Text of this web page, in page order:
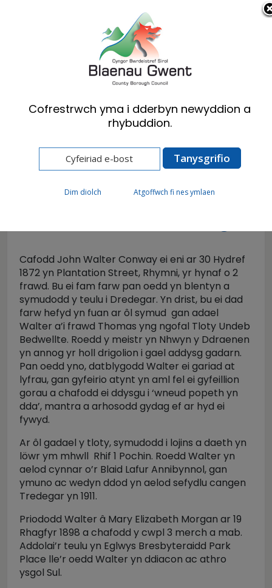
Cymraeg English
Ymwelwyr
Walter Conway
Cafodd John Walter Conway ei eni ar 30 Hydref
1872 yn Plantation Street, Rhymni, yr hynaf o 2
frawd. Bu ei fam farw pan oedd yn blentyn a
symudodd y teulu i Dredegar. Yn drist, bu ei dad
farw hefyd yn fuan ar ôl symud gan adael
Walter a’i frawd Thomas yng ngofal Tloty Undeb
Bedwellte. Roedd y meistr yn Nhwyn y Ddraenen
yn annog yr holl drigolion i gael addysg gadarn.
Pan oedd yno, datblygodd Walter ei gariad at
lyfrau, gan gyfeirio atynt yn aml fel ei gyfeillion
gorau a chafodd ei ddysgu i ‘wneud popeth yn
dda’, mantra a arhosodd gydag ef ar hyd ei
fywyd.
Ar ôl gadael y tloty, symudodd i lojins a daeth yn
löwr ym mhwll Rhif 1 Pochin. Roedd Walter yn
aelod cynnar o’r Blaid Lafur Annibynnol, gan
ymuno ac wedyn ddod yn aelod sefydlu cangen
Tredegar yn 1911.
Priododd Walter â Mary Elizabeth Morgan ar 19
Rhagfyr 1898 a chafodd y cwpl 3 merch a mab.
Addolai’r teulu yn Eglwys Bresbyteraidd Park
Place lle’r oedd Walter yn ddiacon ac athro
ysgol Sul.
Cofrestrwch yma i dderbyn newyddion a
rhybuddion.
Dim diolch Atgoffwch fi nes ymlaen